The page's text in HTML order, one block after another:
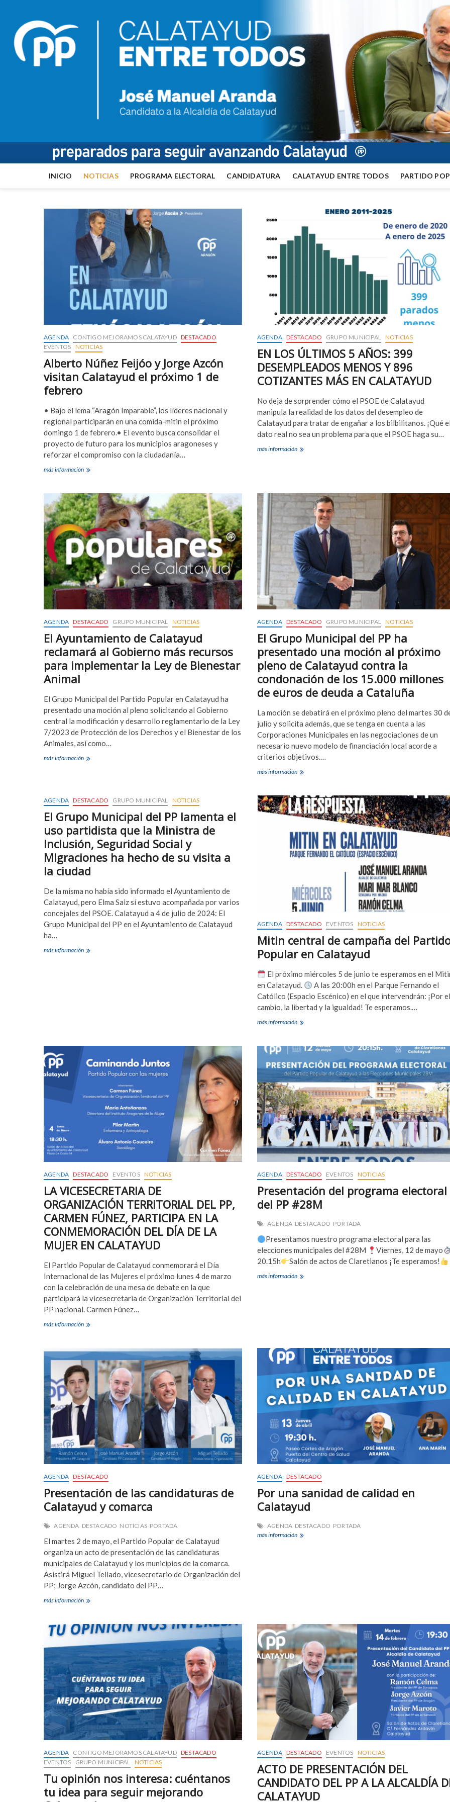
INICIO NOTICIAS PROGRAMA ELECTORAL CANDIDATURA CALATAYUD ENTRE TODOS PARTIDO
AGENDA CONTIGO MEJORAMOS CALATAYUD DESTACADO
EVENTOS NOTICIAS
Alberto Núñez Feijóo y Jorge Azcón
visitan Calatayud el próximo 1 de
febrero
• Bajo el lema “Aragón Imparable”, los líderes nacional y
regional participarán en una comida-mitin el próximo
domingo 1 de febrero.• El evento busca consolidar el
proyecto de futuro para los municipios aragoneses y
reforzar el compromiso con la ciudadanía…
más informaciónAlberto
y
Jorge
Azcón
visitan
Calatayud
el
próximo
1
de
febrero
AGENDA DESTACADO GRUPO MUNICIPAL NOTICIAS
EN LOS ÚLTIMOS 5 AÑOS: 399
DESEMPLEADOS MENOS Y 896
COTIZANTES MÁS EN CALATAYUD
No deja de sorprender cómo el PSOE de Calatayud
manipula la realidad de los datos del desempleo de
Calatayud para tratar de engañar a los bilbilitanos. ¡Qué
dato real no sea un problema para que el PSOE haga su…
más informaciónEN
399
DESEMPLEADOS
MENOS
896
COTIZANTES
MÁS
EN
CALATAYUD
AGENDA DESTACADO GRUPO MUNICIPAL NOTICIAS
El Ayuntamiento de Calatayud
reclamará al Gobierno más recursos
para implementar la Ley de Bienestar
Animal
El Grupo Municipal del Partido Popular en Calatayud ha
presentado una moción al pleno solicitando al Gobierno
central la modificación y desarrollo reglamentario de la Ley
7/2023 de Protección de los Derechos y el Bienestar de los
Animales, así como…
más informaciónEl
al
Gobierno
más
recursos
implementar
la
Ley
de
Animal
AGENDA DESTACADO GRUPO MUNICIPAL NOTICIAS
El Grupo Municipal del PP ha
presentado una moción al próximo
pleno de Calatayud contra la
condonación de los 15.000 millones
de euros de deuda a Cataluña
La moción se debatirá en el próximo pleno del martes 30
julio y solicita además, que se tenga en cuenta a las
Corporaciones Municipales en las negociaciones de un
necesario nuevo modelo de financiación local acorde a
criterios objetivos.…
más informaciónEl
del
PP
ha
una
moción
al
Calatayud
contra
la
de
15.000
millones
de
deuda
a
Cataluña
AGENDA DESTACADO GRUPO MUNICIPAL NOTICIAS
El Grupo Municipal del PP lamenta el
uso partidista que la Ministra de
Inclusión, Seguridad Social y
Migraciones ha hecho de su visita a
la ciudad
De la misma no había sido informado el Ayuntamiento de
Calatayud, pero Elma Saiz sí estuvo acompañada por varios
concejales del PSOE. Calatayud a 4 de julio de 2024: El
Grupo Municipal del PP en el Ayuntamiento de Calatayud
ha…
más informaciónEl
Ministra
de
Inclusión,
Seguridad
y
ha
visita
ciudad
AGENDA DESTACADO EVENTOS NOTICIAS
Mitin central de campaña del
Popular en Calatayud
El próximo miércoles 5 de junio te esperamos en el
en Calatayud.
A las 20:00h en el Parque Fernando el
Católico (Espacio Escénico) en el que intervendrán: ¡Por el
cambio, la libertad y la igualdad! Te esperamos.…
más informaciónMitin
campaña
Partido
Popular
en
Calatayud
AGENDA DESTACADO EVENTOS NOTICIAS
LA VICESECRETARIA DE
ORGANIZACIÓN TERRITORIAL DEL PP,
CARMEN FÚNEZ, PARTICIPA EN LA
CONMEMORACIÓN DEL DÍA DE LA
MUJER EN CALATAYUD
El Partido Popular de Calatayud conmemorará el Día
Internacional de las Mujeres el próximo lunes 4 de marzo
con la celebración de una mesa de debate en la que
participará la vicesecretaria de Organización Territorial del
PP nacional. Carmen Fúnez…
más informaciónLA
ORGANIZACIÓN
TERRITORIAL
DEL
PP,
CARMEN
FÚNEZ,
PARTICIPA
EN
LA
CONMEMORACIÓN
DEL
DÍA
DE
MUJER
CALATAYUD
AGENDA DESTACADO EVENTOS NOTICIAS
Presentación del programa electoral
del PP #28M
AGENDA DESTACADO PORTADA
Presentamos nuestro programa electoral para las
elecciones municipales del #28M
Viernes, 12 de mayo
20.15h
Salón de actos de Claretianos ¡Te esperamos!
más informaciónPresentación
AGENDA DESTACADO
Presentación de las candidaturas de
Calatayud y comarca
AGENDA DESTACADO NOTICIAS PORTADA
El martes 2 de mayo, el Partido Popular de Calatayud
organiza un acto de presentación de las candidaturas
municipales de Calatayud y los municipios de la comarca.
Asistirá Miguel Tellado, vicesecretario de Organización del
PP; Jorge Azcón, candidato del PP…
más informaciónPresentación
candidaturas
de
Calatayud
y
comarca
AGENDA DESTACADO
Por una sanidad de calidad en
Calatayud
AGENDA DESTACADO PORTADA
más informaciónPor
AGENDA CONTIGO MEJORAMOS CALATAYUD DESTACADO
EVENTOS
GRUPO MUNICIPAL NOTICIAS
Tu opinión nos interesa: cuéntanos
tu idea para seguir mejorando
AGENDA DESTACADO EVENTOS NOTICIAS
ACTO DE PRESENTACIÓN DEL
CANDIDATO DEL PP A LA ALCALDÍA
CALATAYUD